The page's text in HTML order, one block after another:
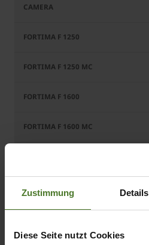
Zustimmung Details
Diese Seite nutzt Cookies